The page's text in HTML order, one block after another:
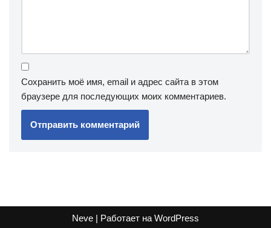
Сохранить моё имя, email и адрес сайта в этом
браузере для последующих моих комментариев.
Neve | Работает на WordPress